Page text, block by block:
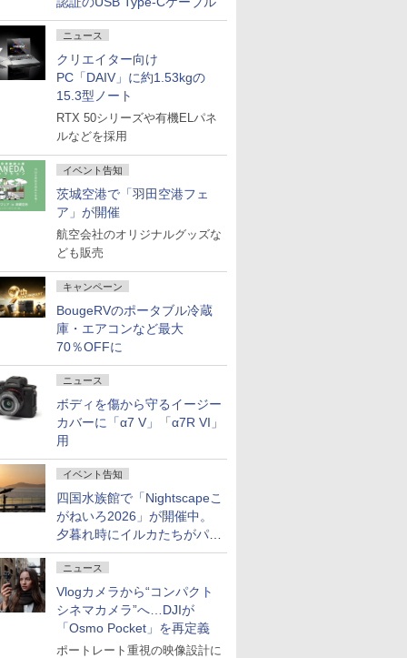
ニュース
クリエイター向け
PC「DAIV」に約1.53kgの
15.3型ノート
RTX 50シリーズや有機ELパネ
ルなどを採用
イベント告知
茨城空港で「羽田空港フェ
ア」が開催
航空会社のオリジナルグッズな
ども販売
キャンペーン
BougeRVのポータブル冷蔵
庫・エアコンなど最大
70％OFFに
ニュース
ボディを傷から守るイージー
カバーに「α7 V」「α7R VI」
用
イベント告知
四国水族館で「Nightscapeこ
がねいろ2026」が開催中。
夕暮れ時にイルカたちがパフ
ォーマンスを繰り広げる
ニュース
Vlogカメラから“コンパクト
シネマカメラ”へ…DJIが
「Osmo Pocket」を再定義
ポートレート重視の映像設計に